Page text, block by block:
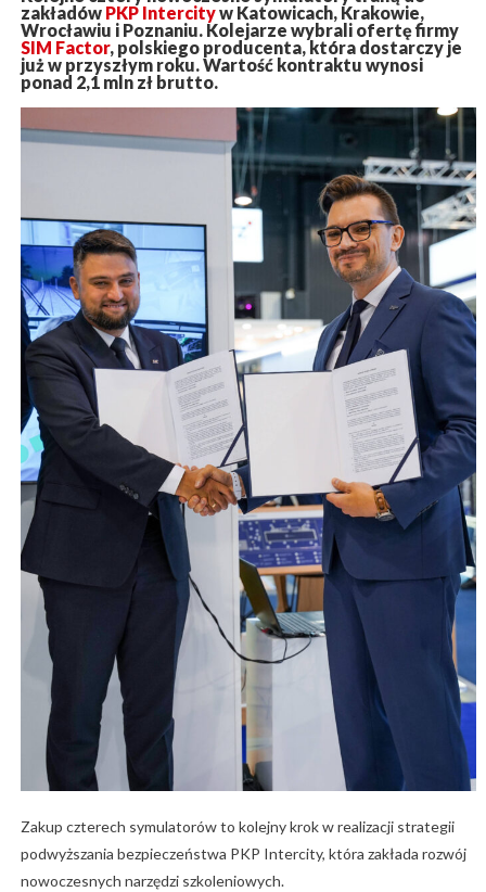
zakładów PKP Intercityw Katowicach, Krakowie,
Wrocławiu i Poznaniu. Kolejarze wybrali ofertę firmy
SIM Factor, polskiego producenta, która dostarczy je
już w przyszłym roku. Wartość kontraktu wynosi
ponad 2,1 mln zł brutto.
Zakup czterech symulatorów to kolejny krok w realizacji strategii
podwyższania bezpieczeństwa PKP Intercity, która zakłada rozwój
nowoczesnych narzędzi szkoleniowych.